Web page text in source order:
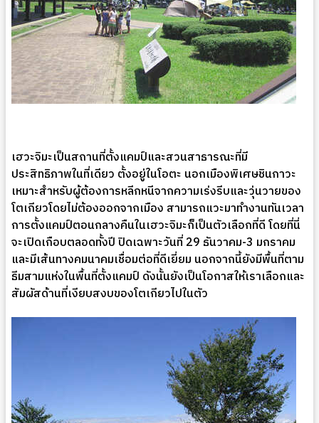
เฮวะจิมะเป็นสถานที่ตั้งแคมป์และสวนสาธารณะที่มี
ประสิทธิภาพในที่เดียว ตั้งอยู่ในโอตะ นอกเมืองพิเศษชินกาวะ
เหมาะสำหรับผู้ต้องการหลีกหนีจากความเร่งรีบและวุ่นวายของ
โตเกียวโดยไม่ต้องออกจากเมือง สามารถแวะมาทำงานทันเวลา
การตั้งแคมป์ตอนกลางคืนในเฮวะจิมะก็เป็นตัวเลือกที่ดี โดยที่นี่
จะเปิดเกือบตลอดทั้งปี ปิดเฉพาะวันที่ 29 ธันวาคม-3 มกราคม
และมีเส้นทางคมนาคมเชื่อมต่อที่ดีเยี่ยม นอกจากนี้ยังมีพื้นที่ตาม
ธีมสามแห่งในพื้นที่ตั้งแคมป์ ดังนั้นยังเป็นโอกาสให้เราเลือกและ
สัมผัสด้านที่เงียบสงบของโตเกียวไปในตัว